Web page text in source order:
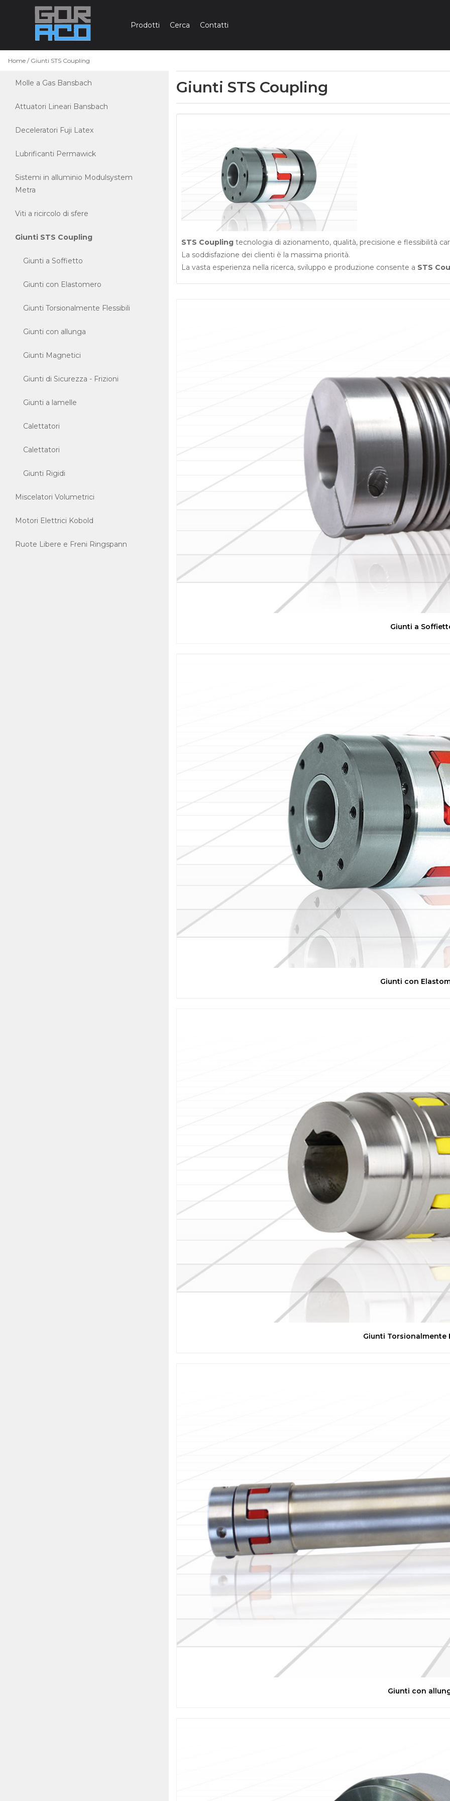
MARCHI
Prodotti Cerca Contatti
Home Giunti STS Coupling
Giunti STS Coupling
STS Coupling tecnologia di azionamento, qualità, precisione e flessibilità
La soddisfazione dei clienti è la massima priorità.
La vasta esperienza nella ricerca, sviluppo e produzione consente a STS
Giunti a
Giunti con
Giunti Torsionalmente
Giunti con
Molle a Gas Bansbach
Attuatori Lineari Bansbach
Deceleratori Fuji Latex
Lubrificanti Permawick
Sistemi in alluminio Modulsystem
Metra
Viti a ricircolo di sfere
Giunti STS Coupling
Giunti a Soffietto
Giunti con Elastomero
Giunti Torsionalmente Flessibili
Giunti con allunga
Giunti Magnetici
Giunti di Sicurezza - Frizioni
Giunti a lamelle
Calettatori
Calettatori
Giunti Rigidi
Miscelatori Volumetrici
Motori Elettrici Kobold
Ruote Libere e Freni Ringspann